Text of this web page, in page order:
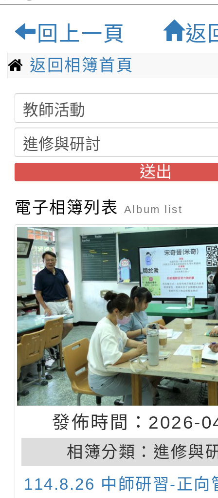
修與研討-桃園
語小學
回上一頁 返
返回相簿首頁
送出
電子相簿列表
Album list
發佈時間：2026-
相簿分類： 進修與
114.8.26 中師研習-正向